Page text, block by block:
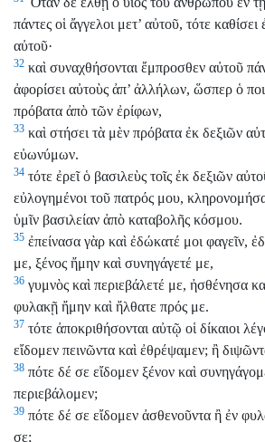
πάντες οἱ ἄγγελοι μετ’ αὐτοῦ, τότε
αὐτοῦ·
32 καὶ συναχθήσονται ἔμπροσθεν αὐτοῦ
ἀφορίσει αὐτοὺς ἀπ’ ἀλλήλων, ὥσπερ ὁ
πρόβατα ἀπὸ τῶν ἐρίφων,
33 καὶ στήσει τὰ μὲν πρόβατα ἐκ δεξιῶν
εὐωνύμων.
34 τότε ἐρεῖ ὁ βασιλεὺς τοῖς ἐκ δεξιῶν
εὐλογημένοι τοῦ πατρός μου,
ὑμῖν βασιλείαν ἀπὸ καταβολῆς κόσμου.
35 ἐπείνασα γὰρ καὶ ἐδώκατέ μοι φαγεῖν,
με, ξένος ἤμην καὶ συνηγάγετέ με,
36 γυμνὸς καὶ περιεβάλετέ με, ἠσθένησα
φυλακῇ ἤμην καὶ ἤλθατε πρός με.
37 τότε ἀποκριθήσονται αὐτῷ οἱ δίκαιοι
εἴδομεν πεινῶντα καὶ ἐθρέψαμεν; ἢ
38 πότε δέ σε εἴδομεν ξένον καὶ
περιεβάλομεν;
39 πότε δέ σε εἴδομεν ἀσθενοῦντα ἢ ἐν
σε;